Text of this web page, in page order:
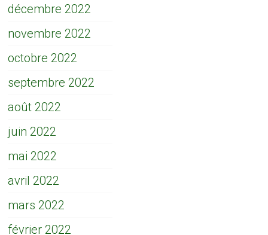
décembre 2022
novembre 2022
octobre 2022
septembre 2022
août 2022
juin 2022
mai 2022
avril 2022
mars 2022
février 2022